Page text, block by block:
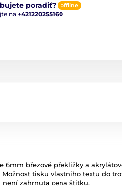
poradiť? offline
na +421220255160
6mm březové překližky a
Možnost tisku vlastního textu do
není zahrnuta cena štítku.